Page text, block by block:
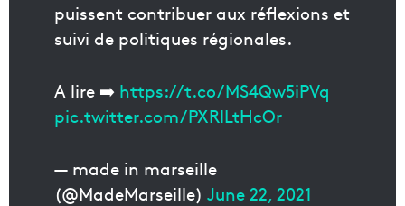
puissent contribuer aux réflexions et
suivi de politiques régionales.
A lire ➡️ https://t.co/MS4Qw5iPVq
pic.twitter.com/PXRlLtHcOr
— made in marseille
(@MadeMarseille) June 22, 2021